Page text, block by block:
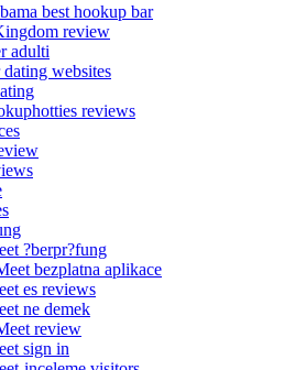
best hookup bar
review
adulti
websites
reviews
?berpr?fung
bezplatna aplikace
es reviews
ne demek
review
sign in